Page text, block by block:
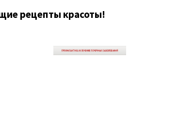
рецепты красоты!